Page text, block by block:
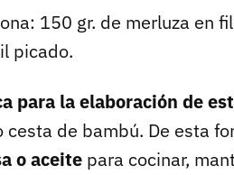
150 gr. de merluza en
picado.
para la elaboración de
cesta de bambú. De esta
o aceite para cocinar,